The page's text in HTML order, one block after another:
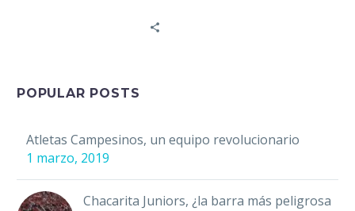
ánimos están calientes
POPULAR POSTS
Atletas Campesinos, un equipo revolucionario
1 marzo, 2019
Chacarita Juniors, ¿la barra más peligrosa